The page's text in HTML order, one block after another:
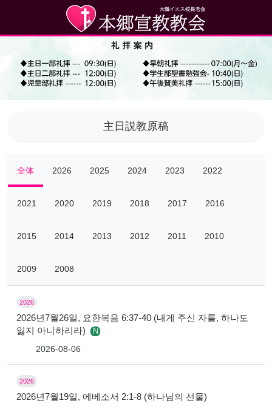
主日説教原稿
全体 2026 2025 2024 2023 2022
2021 2020 2019 2018 2017 2016
2015 2014 2013 2012 2011 2010
2009 2008
2026
2026년7월26일, 요한복음 6:37-40 (내게 주신 자를, 하나도
잃지 아니하리라)
N
2026-08-06
2026
2026년7월19일, 에베소서 2:1-8 (하나님의 선물)